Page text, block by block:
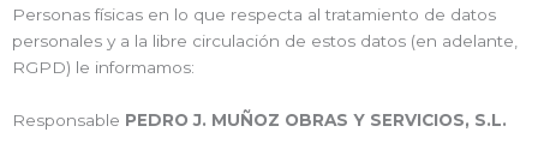
Personas físicas en lo que respecta al tratamiento de datos
personales y a la libre circulación de estos datos (en adelante,
RGPD) le informamos:
Responsable PEDRO J. MUÑOZ OBRAS Y SERVICIOS, S.L.